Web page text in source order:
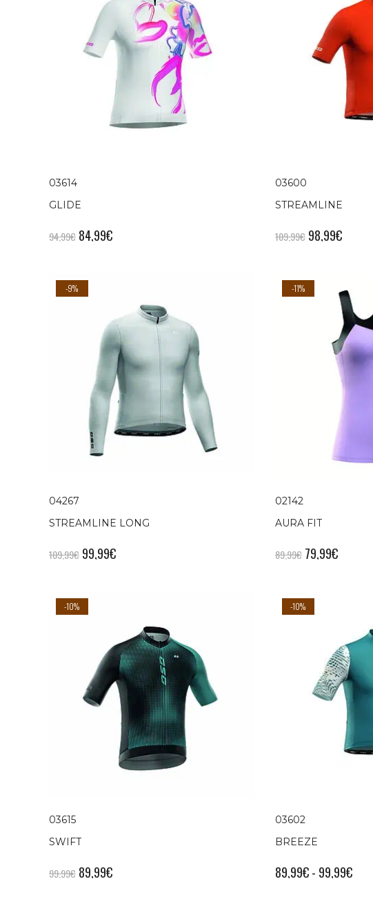
03614
GLIDE
94,99€ 84,99€
03600
STREAMLINE
109,99€ 98,99€
-9%
04267
STREAMLINE LONG
109,99€ 99,99€
-11%
02142
AURA FIT
89,99€ 79,99€
-10%
03615
SWIFT
99,99€ 89,99€
-10%
03602
BREEZE
89,99€- 99,99€